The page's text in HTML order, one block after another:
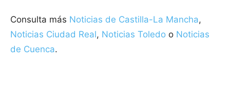
Consulta más Noticias de Castilla-La Mancha,
Noticias Ciudad Real, Noticias Toledo o Noticias
de Cuenca.